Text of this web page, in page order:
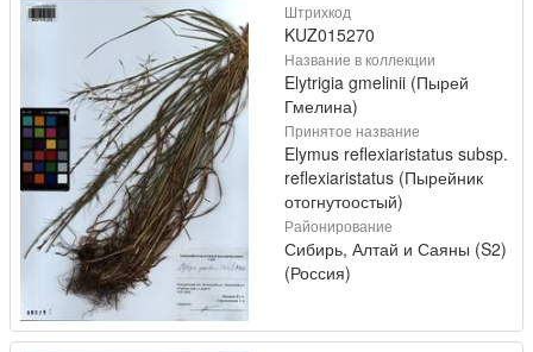
Штрихкод
KUZ015270
Название в коллекции
Elytrigia gmelinii (Пырей
Гмелина)
Принятое название
Elymus reflexiaristatus subsp.
reflexiaristatus (Пырейник
отогнутоостый)
Районирование
Сибирь, Алтай и Саяны (S2)
(Россия)